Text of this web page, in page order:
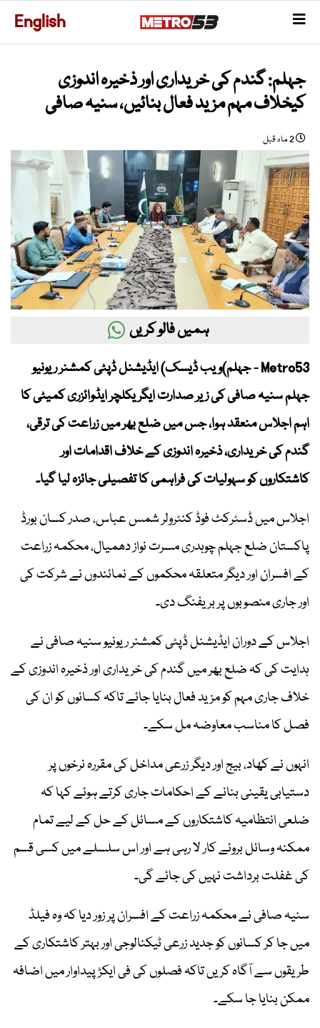
English
جہلم: گندم کی خریداری اور ذخیرہ اندوزی
کیخلاف مہم مزید فعال بنائیں، سنیہ صافی
2 ماہ قبل
ہمیں فالو کریں
Metro53 - جہلم)ویب ڈیسک) ایڈیشنل ڈپٹی کمشنر ریونیو
جہلم سنیہ صافی کی زیر صدارت ایگریکلچر ایڈوائزری کمیٹی کا
اہم اجلاس منعقد ہوا، جس میں ضلع بھر میں زراعت کی ترقی،
گندم کی خریداری، ذخیرہ اندوزی کے خلاف اقدامات اور
کاشتکاروں کو سہولیات کی فراہمی کا تفصیلی جائزہ لیا گیا۔
اجلاس میں ڈسٹرکٹ فوڈ کنٹرولر شمس عباس، صدر کسان بورڈ
پاکستان ضلع جہلم چوہدری مسرت نواز دھمیال، محکمہ زراعت
کے افسران اور دیگر متعلقہ محکموں کے نمائندوں نے شرکت کی
اور جاری منصوبوں پر بریفنگ دی۔
اجلاس کے دوران ایڈیشنل ڈپٹی کمشنر ریونیو سنیہ صافی نے
ہدایت کی کہ ضلع بھر میں گندم کی خریداری اور ذخیرہ اندوزی کے
خلاف جاری مہم کو مزید فعال بنایا جائے تاکہ کسانوں کو ان کی
فصل کا مناسب معاوضہ مل سکے۔
انہوں نے کھاد، بیج اور دیگر زرعی مداخل کی مقررہ نرخوں پر
دستیابی یقینی بنانے کے احکامات جاری کرتے ہوئے کہا کہ
ضلعی انتظامیہ کاشتکاروں کے مسائل کے حل کے لیے تمام
ممکنہ وسائل بروئے کار لا رہی ہے اور اس سلسلے میں کسی قسم
کی غفلت برداشت نہیں کی جائے گی۔
سنیہ صافی نے محکمہ زراعت کے افسران پر زور دیا کہ وہ فیلڈ
میں جا کر کسانوں کو جدید زرعی ٹیکنالوجی اور بہتر کاشتکاری کے
طریقوں سے آگاہ کریں تاکہ فصلوں کی فی ایکڑ پیداوار میں اضافہ
ممکن بنایا جا سکے۔